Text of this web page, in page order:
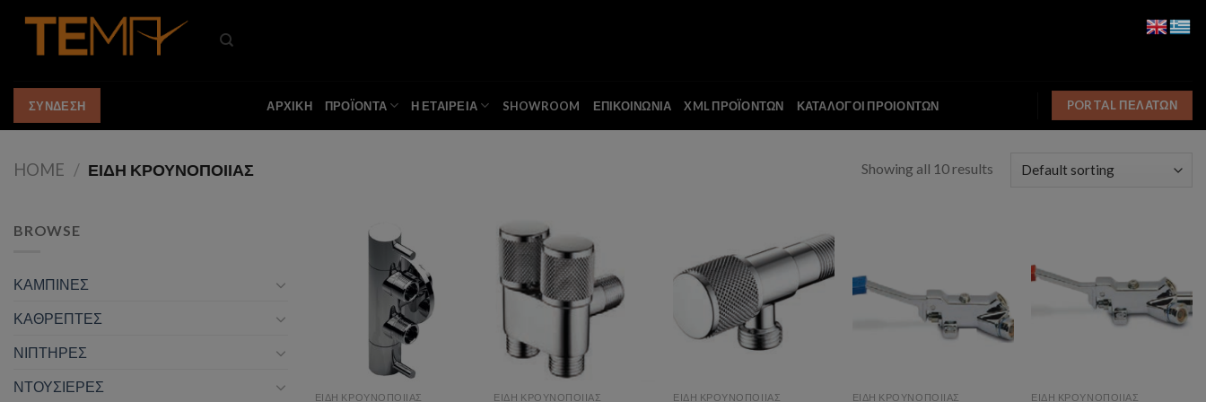
content
ΣΥΝΔΕΣΗ ΑΡΧΙΚΗ ΠΡΟΪΟΝΤΑ Η ΕΤΑΙΡΕΙΑ SHOWROOM ΕΠΙΚΟΙΝΩΝΙΑ XML ΠΡΟΪΟΝΤΩΝ ΚΑΤΑΛΟΓΟΙ ΠΡΟΙΟΝΤΩΝ PORTAL ΠΕΛΑΤΩΝ
HOME / ΕΙΔΗ ΚΡΟΥΝΟΠΟΙΙΑΣ Showing all 10 results
BROWSE
ΚΑΜΠΙΝΕΣ
ΚΑΘΡΕΠΤΕΣ
ΝΙΠΤΗΡΕΣ
ΝΤΟΥΣΙΕΡΕΣ
Add to wishlist
ΕΙΔΗ ΚΡΟΥΝΟΠΟΙΙΑΣ
Add to wishlist
ΕΙΔΗ ΚΡΟΥΝΟΠΟΙΙΑΣ
Add to wishlist
ΕΙΔΗ ΚΡΟΥΝΟΠΟΙΙΑΣ
Add to wishlist
ΕΙΔΗ ΚΡΟΥΝΟΠΟΙΙΑΣ
Add to wishlist
ΕΙΔΗ ΚΡΟΥΝΟΠΟΙΙΑΣ